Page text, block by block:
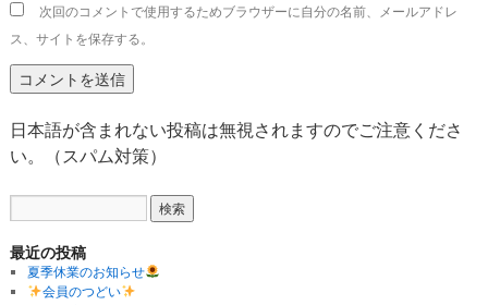
次回のコメントで使用するためブラウザーに自分の名前、メールアドレ
ス、サイトを保存する。
日本語が含まれない投稿は無視されますのでご注意くださ
い。（スパム対策）
最近の投稿
夏季休業のお知らせ
会員のつどい